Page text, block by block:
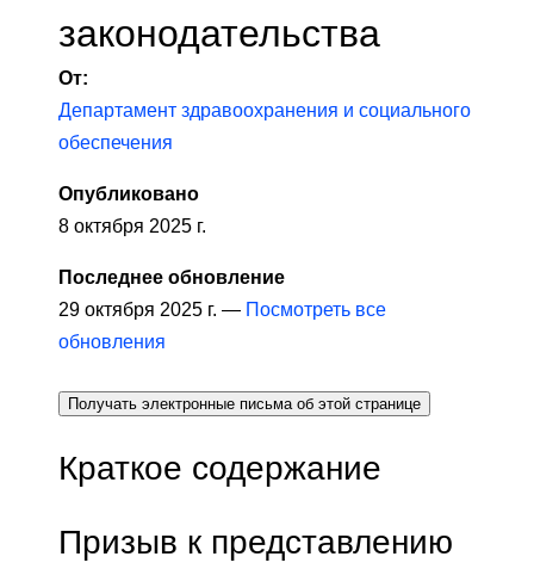
законодательства
От:
Департамент здравоохранения и социального
обеспечения
Опубликовано
8 октября 2025 г.
Последнее обновление
29 октября 2025 г. — Посмотреть все
обновления
Получать электронные письма об этой странице
Краткое содержание
Призыв к представлению